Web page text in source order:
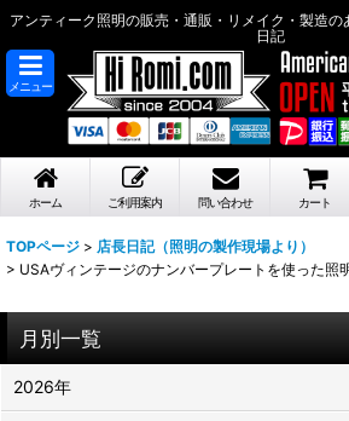
アンティーク照明の販売・通販・リメイク・製造
日記
メニュー
ホーム ご利用案内 問い合わせ カート
TOPページ > 店長日記（照明の製作現場より）
> USAヴィンテージのナンバープレートを使った照
月別一覧
2026年